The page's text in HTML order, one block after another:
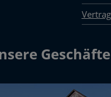
Geschäfte